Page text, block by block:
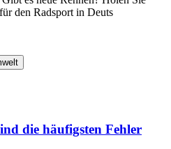
den Radsport in Deuts
die häufigsten Fehler